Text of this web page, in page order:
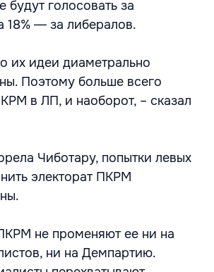
будут голосовать за
18% ― за либералов.
их идеи диаметрально
Поэтому больше всего
в ЛП, и наоборот, – сказал
Чиботару, попытки левых
электорат ПКРМ
не променяют ее ни на
ни на Демпартию.